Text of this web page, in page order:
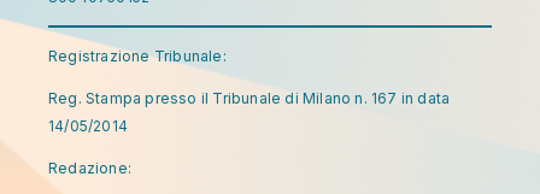
Registrazione Tribunale:
Reg. Stampa presso il Tribunale di Milano n. 167 in data
14/05/2014
Redazione: